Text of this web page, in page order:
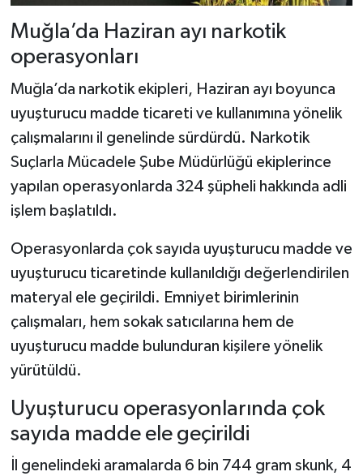
Muğla’da Haziran ayı narkotik
operasyonları
Muğla’da narkotik ekipleri, Haziran ayı boyunca
uyuşturucu madde ticareti ve kullanımına yönelik
çalışmalarını il genelinde sürdürdü. Narkotik
Suçlarla Mücadele Şube Müdürlüğü ekiplerince
yapılan operasyonlarda 324 şüpheli hakkında adli
işlem başlatıldı.
Operasyonlarda çok sayıda uyuşturucu madde ve
uyuşturucu ticaretinde kullanıldığı değerlendirilen
materyal ele geçirildi. Emniyet birimlerinin
çalışmaları, hem sokak satıcılarına hem de
uyuşturucu madde bulunduran kişilere yönelik
yürütüldü.
Uyuşturucu operasyonlarında çok
sayıda madde ele geçirildi
İl genelindeki aramalarda 6 bin 744 gram skunk, 4